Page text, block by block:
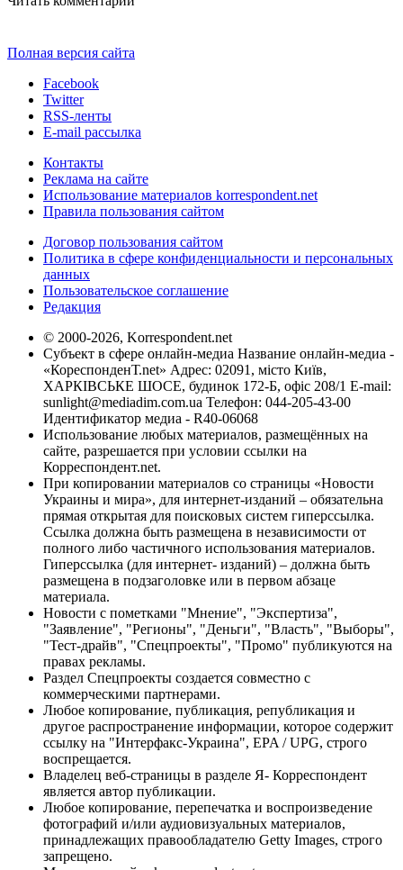
Полная версия сайта
Facebook
Twitter
RSS-ленты
E-mail рассылка
Контакты
Реклама на сайте
Использование материалов korrespondent.net
Правила пользования сайтом
Договор пользования сайтом
Политика в сфере конфиденциальности и персональных
данных
Пользовательское соглашение
Редакция
© 2000-2026, Korrespondent.net
Субъект в сфере онлайн-медиа Название онлайн-медиа -
«КореспонденТ.net» Адрес: 02091, місто Київ,
ХАРКІВСЬКЕ ШОСЕ, будинок 172-Б, офіс 208/1 E-mail:
sunlight@mediadim.com.ua Телефон: 044-205-43-00
Идентификатор медиа - R40-06068
Использование любых материалов, размещённых на
сайте, разрешается при условии ссылки на
Корреспондент.net.
При копировании материалов со страницы «Новости
Украины и мира», для интернет-изданий – обязательна
прямая открытая для поисковых систем гиперссылка.
Ссылка должна быть размещена в независимости от
полного либо частичного использования материалов.
Гиперссылка (для интернет- изданий) – должна быть
размещена в подзаголовке или в первом абзаце
материала.
Новости с пометками "Мнение", "Экспертиза",
"Заявление", "Регионы", "Деньги", "Власть", "Выборы",
"Тест-драйв", "Спецпроекты", "Промо" публикуются на
правах рекламы.
Раздел Спецпроекты создается совместно с
коммерческими партнерами.
Любое копирование, публикация, републикация и
другое распространение информации, которое содержит
ссылку на "Интерфакс-Украина", EPA / UPG, строго
воспрещается.
Владелец веб-страницы в разделе Я- Корреспондент
является автор публикации.
Любое копирование, перепечатка и воспроизведение
фотографий и/или аудиовизуальных материалов,
принадлежащих правообладателю Getty Images, строго
запрещено.